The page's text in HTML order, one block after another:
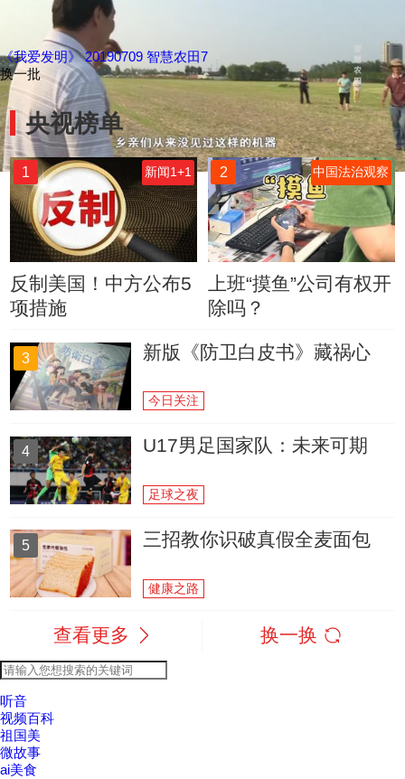
《我爱发明》 20190709 智慧农田7
换一批
央视榜单
1 新闻1+1
反制美国！中方公布5
项措施
2 中国法治观察
上班“摸鱼”公司有权开
除吗？
3 新版《防卫白皮书》藏祸心
今日关注
4 U17男足国家队：未来可期
足球之夜
5 三招教你识破真假全麦面包
健康之路
查看更多 换一换
听音
视频百科
祖国美
微故事
ai美食